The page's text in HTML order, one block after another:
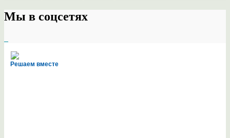
Мы в соцсетях
Решаем вместе